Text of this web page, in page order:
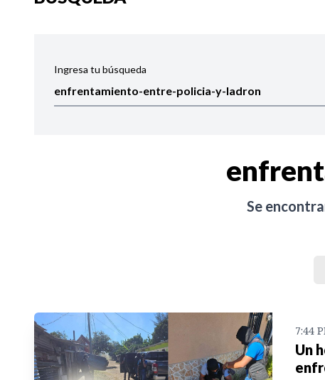
Ingresa tu búsqueda
Se
7:44
Un